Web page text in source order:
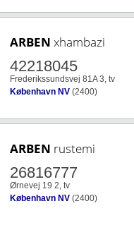
ARBEN xhambazi
42218045
Frederikssundsvej 81A 3, tv
København NV (2400)
ARBEN rustemi
26816777
Ørnevej 19 2, tv
København NV (2400)